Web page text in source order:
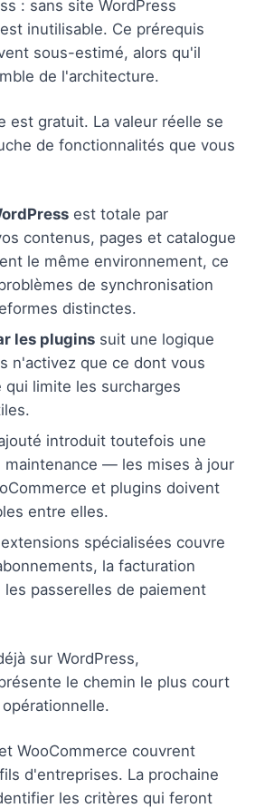
: sans site WordPress
inutilisable. Ce prérequis
sous-estimé, alors qu'il
de l'architecture.
est gratuit. La valeur réelle se
de fonctionnalités que vous
est totale par
contenus, pages et catalogue
le même environnement, ce
de synchronisation
distinctes.
les plugins suit une logique
n'activez que ce dont vous
qui limite les surcharges
introduit toutefois une
maintenance — les mises à jour
et plugins doivent
entre elles.
spécialisées couvre
la facturation
les passerelles de paiement
sur WordPress,
le chemin le plus court
WooCommerce couvrent
d'entreprises. La prochaine
les critères qui feront